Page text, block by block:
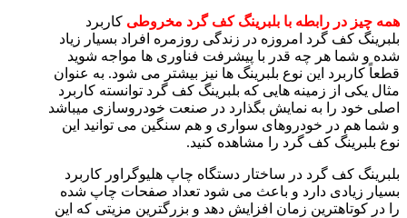
همه چیز در رابطه با بلبرینگ کف گرد مخروطی کاربرد
بلبرینگ کف گرد امروزه در زندگی روزمره افراد بسیار زیاد
شده و شما هر چه قدر با پیشرفت فناوری ها مواجه شوید
قطعاً کاربرد این نوع بلبرینگ ها نیز بیشتر می شود. به عنوان
مثال یکی از زمینه هایی که بلبرینگ کف گرد توانسته کاربرد
اصلی خود را به نمایش بگذارد در صنعت خودروسازی میباشد
و شما هم در خودروهای سواری و هم سنگین می توانید این
نوع بلبرینگ کف گرد را مشاهده کنید.
بلبرینگ کف گرد در ساختار دستگاه چاپ هلیوگراور کاربرد
بسیار زیادی دارد و باعث می شود تعداد صفحات چاپ شده
را در کوتاهترین زمان افزایش دهد و بزرگترین مزیتی که این